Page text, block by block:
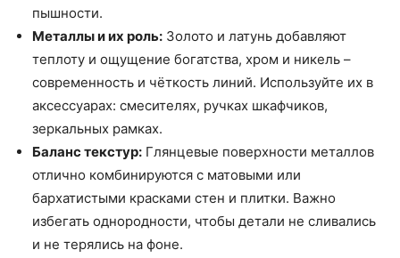
пышности.
Металлы и их роль: Золото и латунь добавляют
теплоту и ощущение богатства, хром и никель –
современность и чёткость линий. Используйте их в
аксессуарах: смесителях, ручках шкафчиков,
зеркальных рамках.
Баланс текстур: Глянцевые поверхности металлов
отлично комбинируются с матовыми или
бархатистыми красками стен и плитки. Важно
избегать однородности, чтобы детали не сливались
и не терялись на фоне.